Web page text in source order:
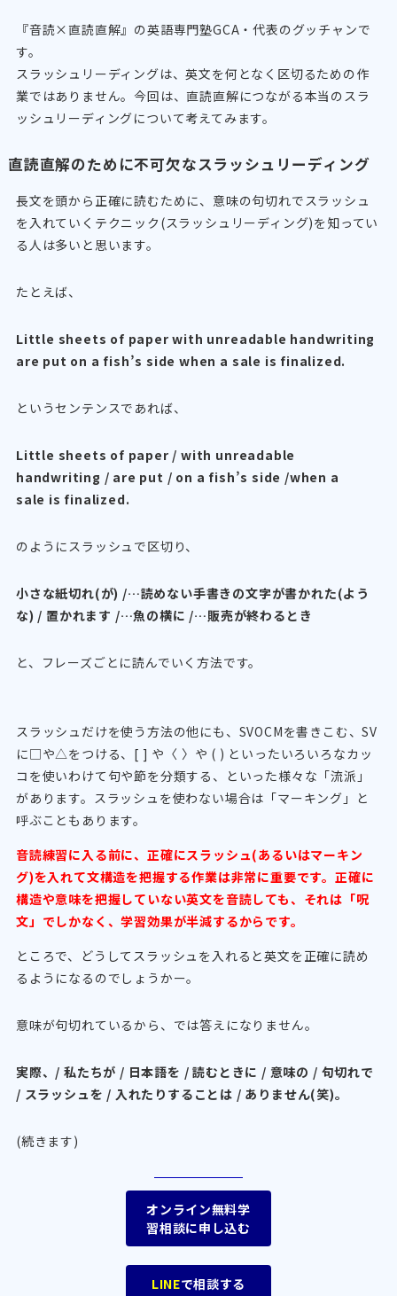
『音読×直読直解』の英語専門塾GCA・代表のグッチャンで
す。
スラッシュリーディングは、英文を何となく区切るための作
業ではありません。今回は、直読直解につながる本当のスラ
ッシュリーディングについて考えてみます。
直読直解のために不可欠なスラッシュリーディング
長文を頭から正確に読むために、意味の句切れでスラッシュ
を入れていくテクニック(スラッシュリーディング)を知ってい
る人は多いと思います。
たとえば、
Little sheets of paper with unreadable handwriting
are put on a fish’s side when a sale is finalized.
というセンテンスであれば、
Little sheets of paper / with unreadable
handwriting / are put / on a fish’s side /when a
sale is finalized.
のようにスラッシュで区切り、
小さな紙切れ(が) /…読めない手書きの文字が書かれた(よう
な) / 置かれます /…魚の横に /…販売が終わるとき
と、フレーズごとに読んでいく方法です。
スラッシュだけを使う方法の他にも、SVOCMを書きこむ、SV
に□や△をつける、[ ] や〈 〉や ( ) といったいろいろなカッ
コを使いわけて句や節を分類する、といった様々な「流派」
があります。スラッシュを使わない場合は「マーキング」と
呼ぶこともあります。
音読練習に入る前に、正確にスラッシュ(あるいはマーキン
グ)を入れて文構造を把握する作業は非常に重要です。正確に
構造や意味を把握していない英文を音読しても、それは「呪
文」でしかなく、学習効果が半減するからです。
ところで、どうしてスラッシュを入れると英文を正確に読め
るようになるのでしょうかー。
意味が句切れているから、では答えになりません。
実際、/ 私たちが / 日本語を / 読むときに / 意味の / 句切れで
/ スラッシュを / 入れたりすることは / ありません(笑)。
(続きます)
オンライン無料学
習相談に申し込む
LINEで相談する